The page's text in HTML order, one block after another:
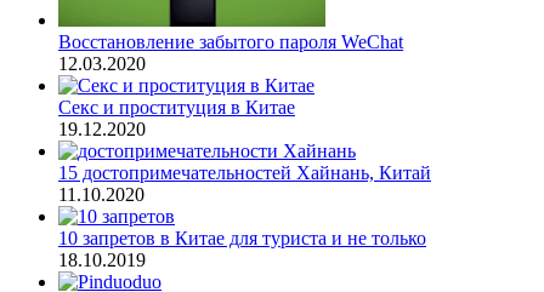
Восстановление забытого пароля WeChat
12.03.2020
Секс и проституция в Китае
19.12.2020
15 достопримечательностей Хайнань, Китай
11.10.2020
10 запретов в Китае для туриста и не только
18.10.2019